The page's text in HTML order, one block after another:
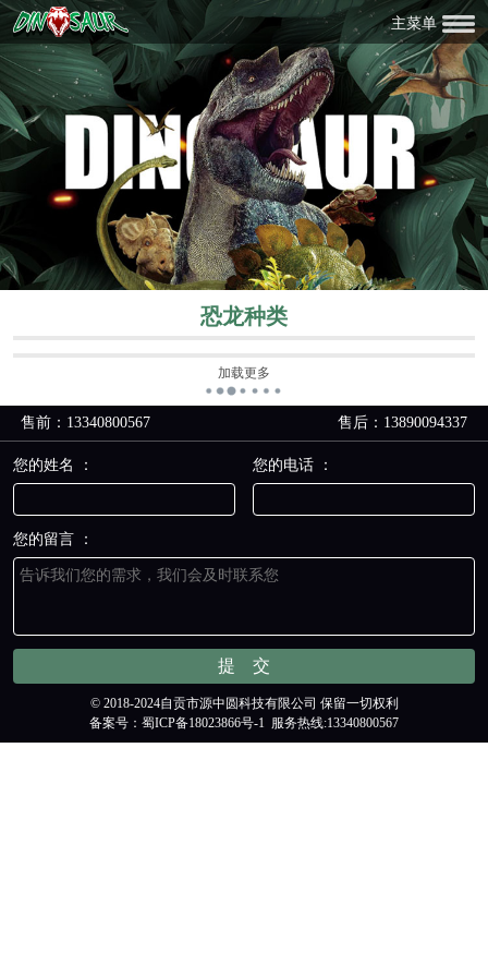
主菜单
恐龙种类
加载更多
售前：13340800567 售后：13890094337
您的姓名 ： 您的电话 ：
您的留言 ：
© 2018-2024自贡市源中圆科技有限公司 保留一切权利
备案号： 蜀ICP备18023866号-1 服务热线:13340800567